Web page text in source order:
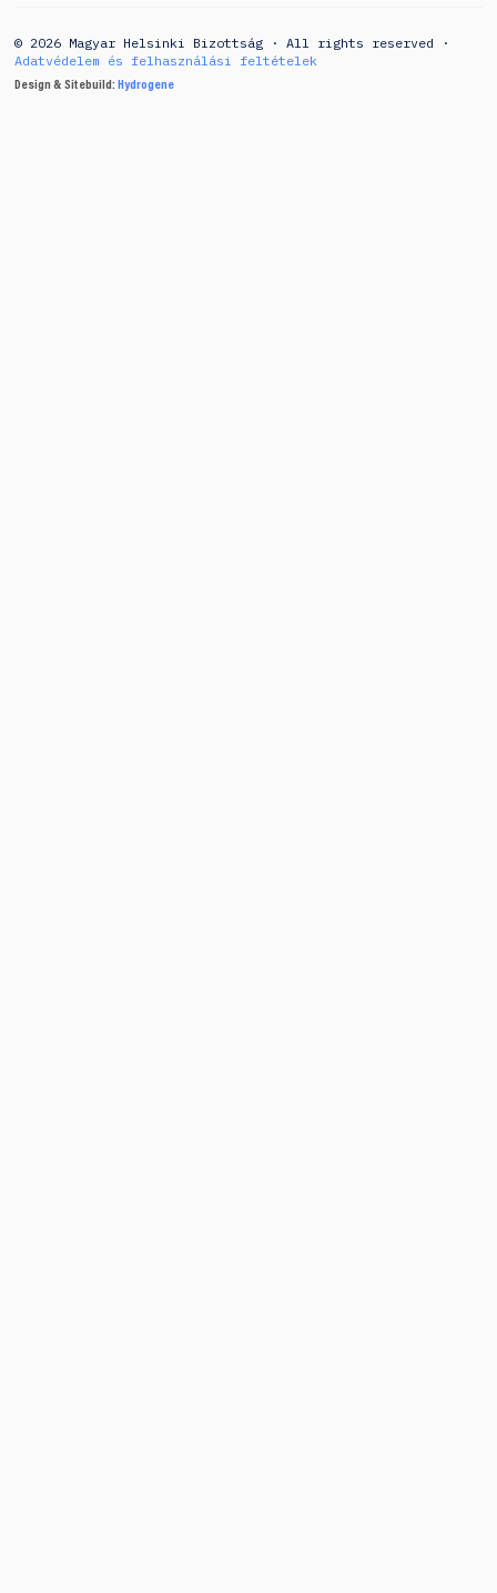
© 2026 Magyar Helsinki Bizottság · All rights reserved ·
Adatvédelem és felhasználási feltételek
Design & Sitebuild: Hydrogene